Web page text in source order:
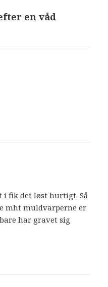
en våd
i fik det løst hurtigt. Så
mht muldvarperne er
har gravet sig